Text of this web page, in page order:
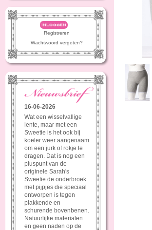
inloggen
Registreren
Wachtwoord vergeten?
16-06-2026
Wat een wisselvallige
lente, maar met een
Sweetie is het ook bij
koeler weer aangenaam
om een jurk of rokje te
dragen. Dat is nog een
pluspunt van de
originele Sarah's
Sweetie de onderbroek
met pijpjes die speciaal
ontworpen is tegen
plakkende en
schurende bovenbenen.
Natuurlijke materialen
en geen naden op de